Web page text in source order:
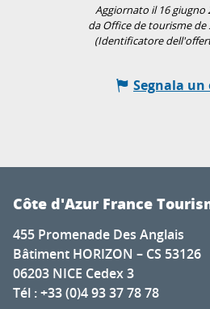
Aggiornato il 16 giugno
da Office de tourisme de
(Identificatore
Segnala un
Côte d'Azur France
455 Promenade Des Anglais
Bâtiment HORIZON – CS 53126
06203 NICE Cedex 3
Tél : +33 (0)4 93 37 78 78